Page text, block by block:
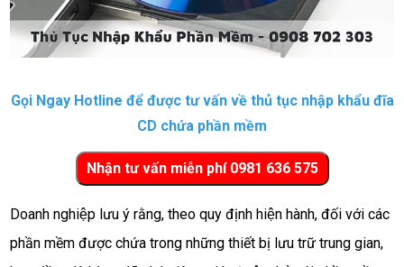
Gọi Ngay Hotline để được tư vấn về thủ tục nhập khẩu đĩa
CD chứa phần mềm
Doanh nghiệp lưu ý rằng, theo quy định hiện hành, đối với các
phần mềm được chứa trong những thiết bị lưu trữ trung gian,